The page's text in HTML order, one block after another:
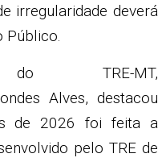
irregularidade deverá
Público.
TRE-MT,
Alves, destacou
de 2026 foi feita a
pelo TRE de